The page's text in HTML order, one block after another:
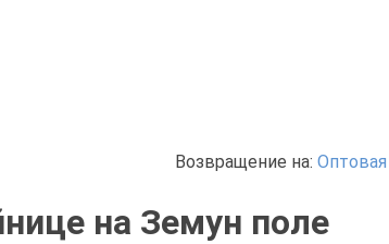
Возвращение на: Оптовая
на Земун поле